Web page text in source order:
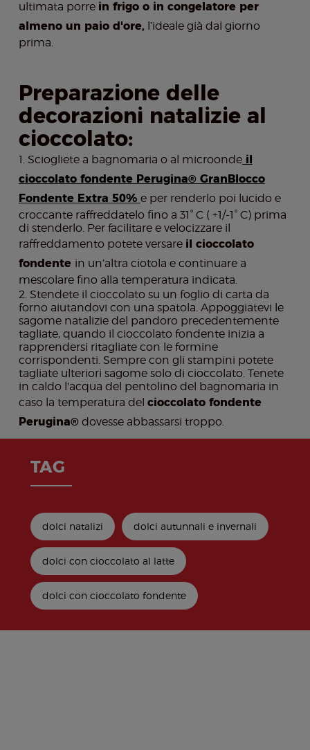
ultimata porre in frigo o in congelatore per
almeno un paio d'ore,l’ideale già dal giorno
prima.
Preparazione delle
decorazioni natalizie al
cioccolato:
Sciogliete a bagnomaria o al microondeil
cioccolato fondente Perugina® GranBlocco
Fondente Extra 50% e per renderlo poi lucido e
croccante raffreddatelo fino a 31° C ( +1/-1° C) prima
di stenderlo. Per facilitare e velocizzare il
raffreddamento potete versare il cioccolato
fondente in un’altra ciotola e continuare a
mescolare fino alla temperatura indicata.
Stendete il cioccolato su un foglio di carta da
forno aiutandovi con una spatola. Appoggiatevi le
sagome natalizie del pandoro precedentemente
tagliate, quando il cioccolato fondente inizia a
rapprendersi ritagliate con le formine
corrispondenti. Sempre con gli stampini potete
tagliate ulteriori sagome solo di cioccolato. Tenete
in caldo l'acqua del pentolino del bagnomaria in
caso la temperatura del cioccolato fondente
Perugina® dovesse abbassarsi troppo.
TAG
dolci natalizi dolci autunnali e invernali
dolci con cioccolato al latte
dolci con cioccolato fondente